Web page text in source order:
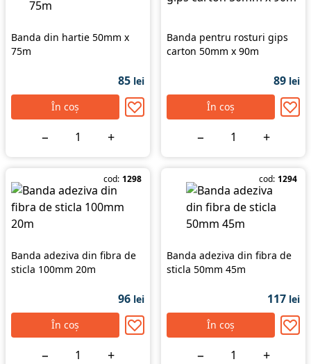
Banda din hartie 50mm x
75m
85 lei
În coș
− +
Banda pentru rosturi gips
carton 50mm x 90m
89 lei
În coș
− +
cod: 1298
Banda adeziva din fibra de
sticla 100mm 20m
96 lei
În coș
− +
cod: 1294
Banda adeziva din fibra de
sticla 50mm 45m
117 lei
În coș
− +